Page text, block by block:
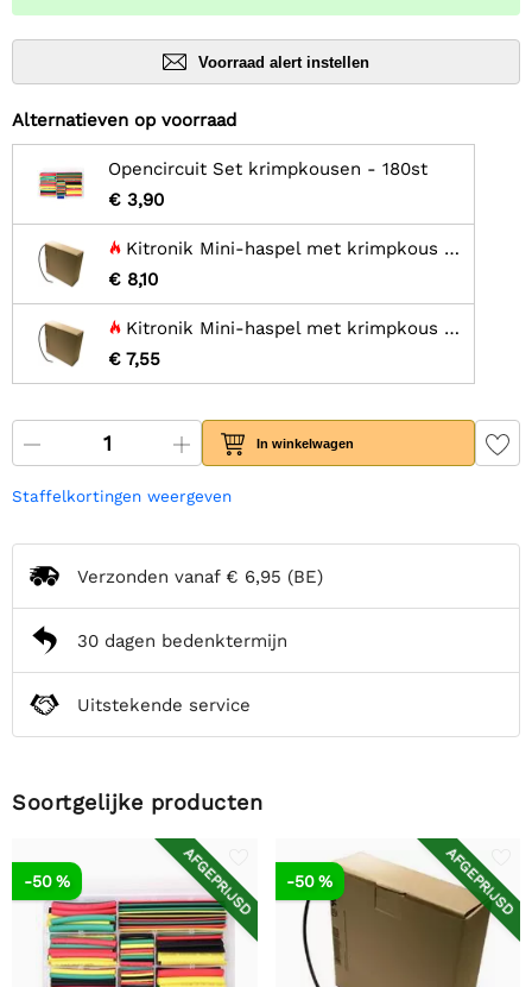
Voorraad alert instellen
Alternatieven op voorraad
Opencircuit Set krimpkousen - 180st
€ 3,90
Kitronik Mini-haspel met krimpkous - 2,4 mm, 11 meter
€ 8,10
Kitronik Mini-haspel met krimpkous - 1,6 mm, 12 meter
€ 7,55
In winkelwagen
Staffelkortingen weergeven
Verzonden vanaf € 6,95 (BE)
30 dagen bedenktermijn
Uitstekende service
Soortgelijke producten
AFGEPRIJSD
-50 % AFGEPRIJSD
-50 %